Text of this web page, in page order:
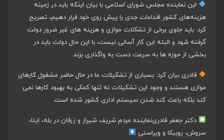
این نماینده مجلس شورای اسلامی با بیان اینکه باید در زمینه
هزینه‌های کشور اقدامات جدی را پیش روی خود قرار دهیم، تصریح
کرد: باید جلوی برخی از تشکلات موازی و هزینه های غیر ضرور دولت
گرفته شود و البته این کار آسانی نیست، با این حال دولت باید در
بخشی از حوزه ها به سرعت دست به واگذاری بزند.
قادری بیان کرد: بسیاری از تشکیلات ما در حال حاضر مشغول کارهای
موازی هستند و وجود این تشکیلات نه تنها کمکی به بهبود کارها نمی
کند بلکه باعث کند شدن سیستم اداری کشور شده است.
دکتر جعفر قادرینماینده مردم شریف شیراز و زرقان در بله، ایتا،
سروش، روبیکا و ویراستی